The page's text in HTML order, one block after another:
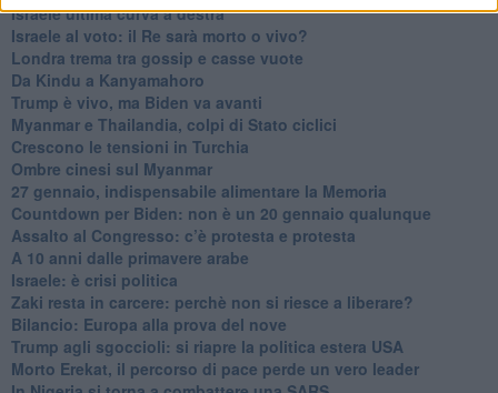
Israele ultima curva a destra
Israele al voto: il Re sarà morto o vivo?
Londra trema tra gossip e casse vuote
Da Kindu a Kanyamahoro
Trump è vivo, ma Biden va avanti
Myanmar e Thailandia, colpi di Stato ciclici
Crescono le tensioni in Turchia
Ombre cinesi sul Myanmar
27 gennaio, indispensabile alimentare la Memoria
Countdown per Biden: non è un 20 gennaio qualunque
Assalto al Congresso: c’è protesta e protesta
A 10 anni dalle primavere arabe
Israele: è crisi politica
Zaki resta in carcere: perchè non si riesce a liberare?
Bilancio: Europa alla prova del nove
Trump agli sgoccioli: si riapre la politica estera USA
Morto Erekat, il percorso di pace perde un vero leader